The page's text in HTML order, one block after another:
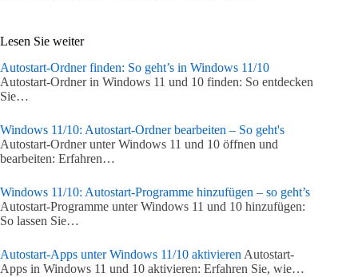
Lesen Sie weiter
Autostart-Ordner finden: So geht’s in Windows 11/10
Autostart-Ordner in Windows 11 und 10 finden: So entdecken
Sie…
Windows 11/10: Autostart-Ordner bearbeiten – So geht's
Autostart-Ordner unter Windows 11 und 10 öffnen und
bearbeiten: Erfahren…
Windows 11/10: Autostart-Programme hinzufügen – so geht’s
Autostart-Programme unter Windows 11 und 10 hinzufügen:
So lassen Sie…
Autostart-Apps unter Windows 11/10 aktivieren Autostart-
Apps in Windows 11 und 10 aktivieren: Erfahren Sie, wie…